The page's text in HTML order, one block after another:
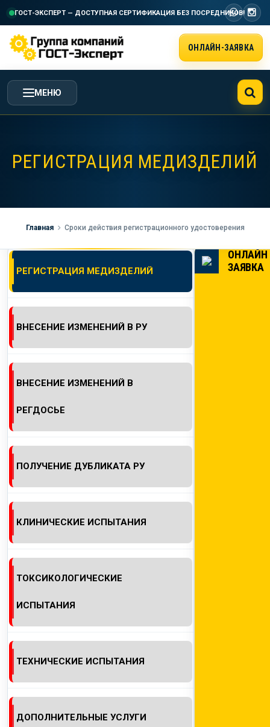
ГОСТ-ЭКСПЕРТ — ДОСТУПНАЯ СЕРТИФИКАЦИЯ БЕЗ ПОСРЕДНИКОВ!
ОНЛАЙН-ЗАЯВКА
МЕНЮ
УСЛУГИ ГК ГОСТ-ЭКСПЕРТ
СТОИМОСТЬ РАБОТ
НАША КОМПАНИЯ
РЕГИСТРАЦИЯ МЕДИЗДЕЛИЙ
Главная Сроки действия регистрационного удостоверения
РЕГИСТРАЦИЯ МЕДИЗДЕЛИЙ
ВНЕСЕНИЕ ИЗМЕНЕНИЙ В РУ
ВНЕСЕНИЕ ИЗМЕНЕНИЙ В
РЕГДОСЬЕ
ПОЛУЧЕНИЕ ДУБЛИКАТА РУ
КЛИНИЧЕСКИЕ ИСПЫТАНИЯ
ТОКСИКОЛОГИЧЕСКИЕ
ИСПЫТАНИЯ
ТЕХНИЧЕСКИЕ ИСПЫТАНИЯ
ДОПОЛНИТЕЛЬНЫЕ УСЛУГИ
ОНЛАЙН
ЗАЯВКА